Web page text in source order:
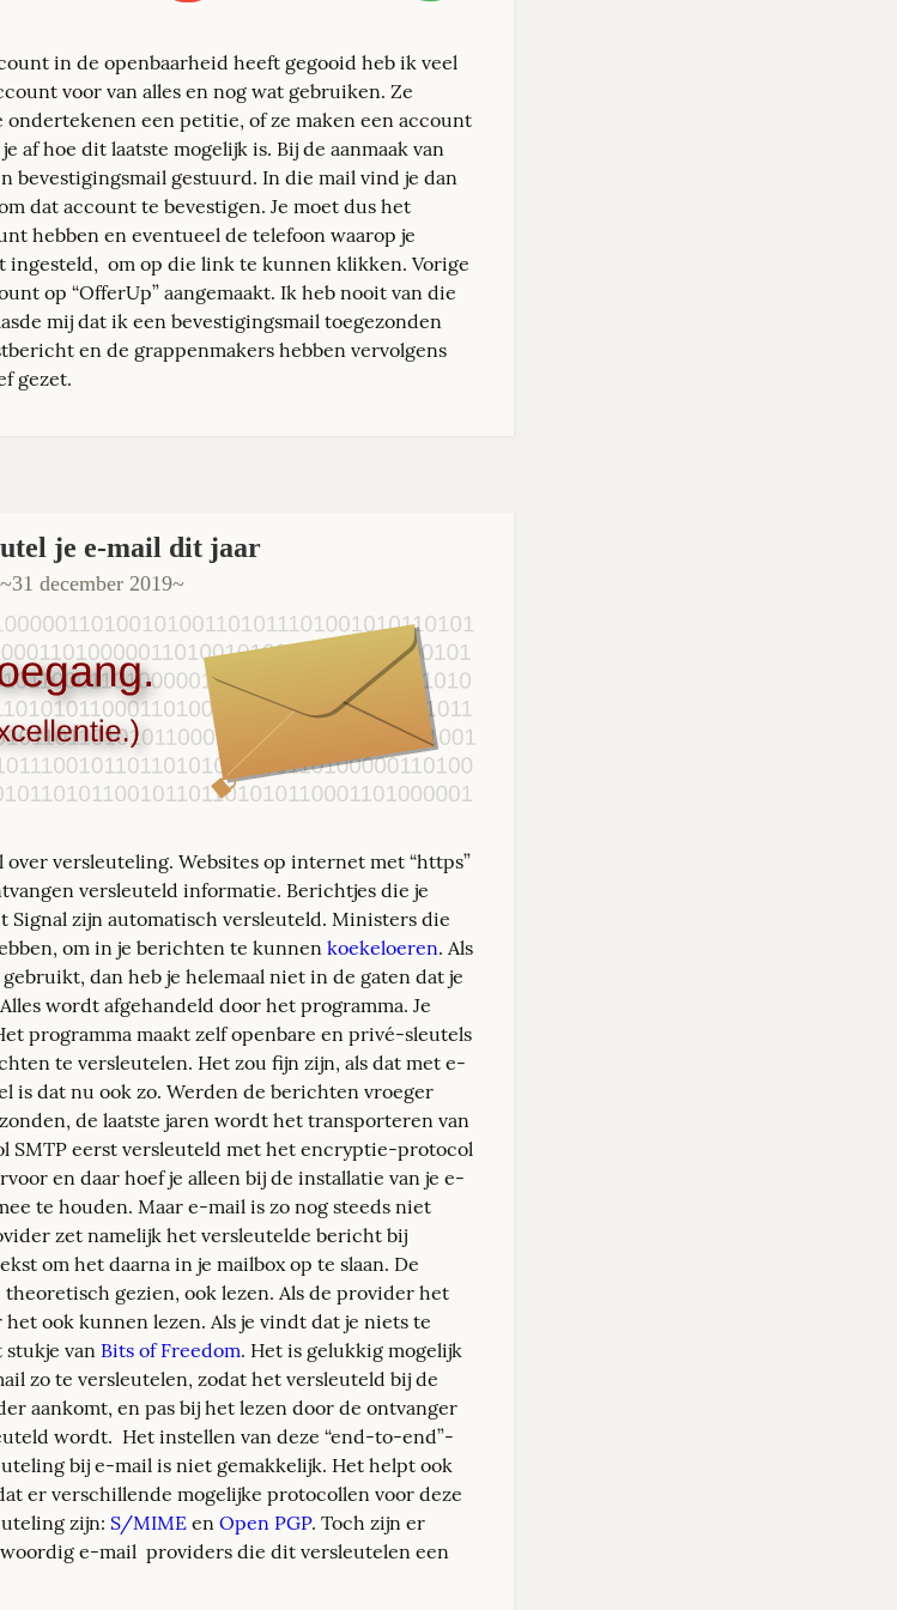
in de openbaarheid heeft gegooid heb ik veel
voor van alles en nog wat gebruiken. Ze
ondertekenen een petitie, of ze maken een account
af hoe dit laatste mogelijk is. Bij de aanmaak van
bevestigingsmail gestuurd. In die mail vind je dan
dat account te bevestigen. Je moet dus het
hebben en eventueel de telefoon waarop je
om op die link te kunnen klikken. Vorige
op “OfferUp” aangemaakt. Ik heb nooit van die
mij dat ik een bevestigingsmail toegezonden
en de grappenmakers hebben vervolgens
gezet.
je e-mail dit jaar
31 december 2019
versleuteling. Websites op internet met “https”
versleuteld informatie. Berichtjes die je
Signal zijn automatisch versleuteld. Ministers die
om in je berichten te kunnen koekeloeren. Als
dan heb je helemaal niet in de gaten dat je
wordt afgehandeld door het programma. Je
programma maakt zelf openbare en privé-sleutels
te versleutelen. Het zou fijn zijn, als dat met e-
is dat nu ook zo. Werden de berichten vroeger
de laatste jaren wordt het transporteren van
eerst versleuteld met het encryptie-protocol
en daar hoef je alleen bij de installatie van je e-
te houden. Maar e-mail is zo nog steeds niet
zet namelijk het versleutelde bericht bij
om het daarna in je mailbox op te slaan. De
gezien, ook lezen. Als de provider het
ook kunnen lezen. Als je vindt dat je niets te
van Bits of Freedom. Het is gelukkig mogelijk
zo te versleutelen, zodat het versleuteld bij de
aankomt, en pas bij het lezen door de ontvanger
wordt.  Het instellen van deze “end-to-end”-
bij e-mail is niet gemakkelijk. Het helpt ook
er verschillende mogelijke protocollen voor deze
zijn: S/MIME en Open PGP. Toch zijn er
e-mail  providers die dit versleutelen een